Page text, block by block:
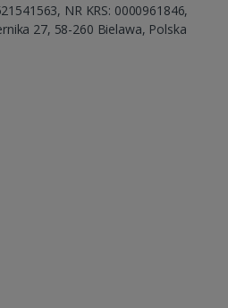
NR KRS: 0000961846,
27, 58-260 Bielawa, Polska